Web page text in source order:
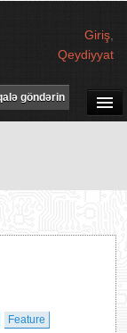
Giriş
Qeydiyyat
TV
göndərin
Feature